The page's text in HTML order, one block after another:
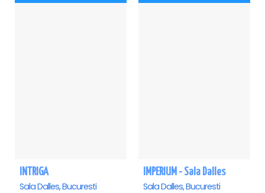
INTRIGA
Sala Dalles, Bucuresti
IMPERIUM - Sala Dalles
Sala Dalles, Bucuresti